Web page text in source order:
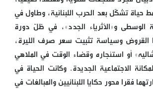
حياة تشكّل بعد الحرب اللبنانية، وطاول في
و«الأثرياء الجدد»، في ظلّ دورة
القروض وسياسة تثبيت سعر صرف الليرة،
أو استئجاره وقضاء الوقت في الملاهي
الاجتماعية الجديدة. وكانت الحياة في
فقرا محور حكايا اللبنانيين والمبالغات في